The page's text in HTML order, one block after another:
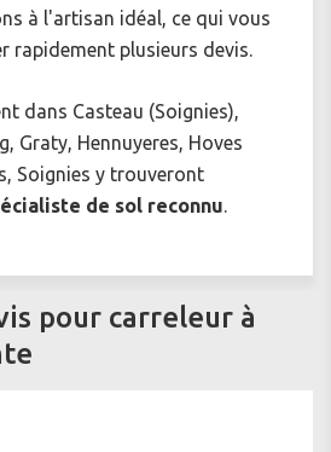
à l'artisan idéal, ce qui vous
rapidement plusieurs devis.
dans Casteau (Soignies),
Graty, Hennuyeres, Hoves
Soignies y trouveront
de sol reconnu.
pour carreleur à